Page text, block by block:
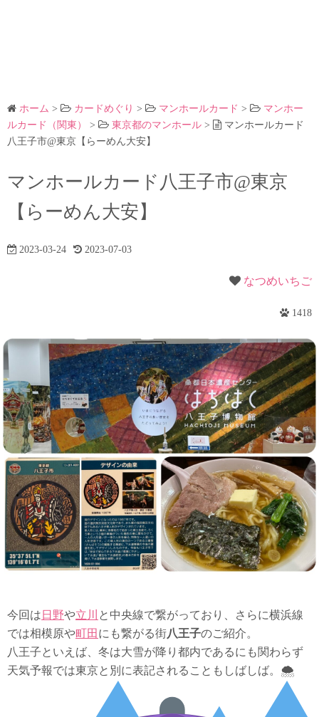
ホーム > カードめぐり > マンホールカード >
マンホー
ルカード（関東）
> 東京都のマンホール >
マンホールカード
八王子市@東京【らーめん大安】
マンホールカード八王子市@東京
【らーめん大安】
2023-03-24 2023-07-03
なつめいちご
1418
今回は 日野や立川
と中央線で繋がっており、さらに横浜線
では相模原や町田 にも繋がる街八王子のご紹介。
八王子といえば、冬は大雪が降り都内であるにも関わらず
天気予報では東京と別に表記されることもしばしば。🌨